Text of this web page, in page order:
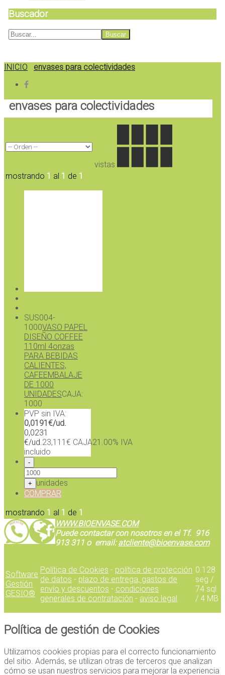
Buscador
INICIO envases para colectividades
envases para colectividades
vistas
mostrando 1 al 1 de 1
SUS004-
1000VASO PAPEL
DISEÑO COFFEE
110ml 4onzas
PARA BEBIDAS
CALIENTES,
CAFEEMBALAJE
DE 1000
UNIDADESCAJA:
1000
PVP sin IVA:
0,0191€/ud.
0,0231
€/ud.23,111€ CAJA21.00% IVA
incluido
-
+
unidades
COMPRAR
mostrando 1 al 1 de 1
WWW.BIOENVASE.COM
Puede contactar con nosotros en el Tf. 916
913 311 o email:atcliente@bioenvase.com
Software
Gestión
GESIO®
Política de Cookies - política de protección
de datos - plazo de entrega, gastos de
envío y descuentos - condiciones
generales de contratación - aviso legal
0.128
seg /
74 sql
/ 4 MB
Política de gestión de Cookies
Utilizamos cookies propias para el correcto funcionamiento
del sitio. Además, se utilizan otras de terceros que analizan
cómo se usan nuestros servicios para mejorar la experiencia